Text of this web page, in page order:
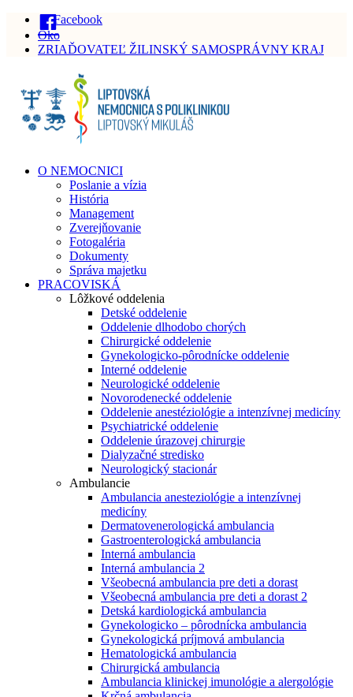
Facebook
Oko
ZRIAĎOVATEĽ ŽILINSKÝ SAMOSPRÁVNY KRAJ
O NEMOCNICI
Poslanie a vízia
História
Management
Zverejňovanie
Fotogaléria
Dokumenty
Správa majetku
PRACOVISKÁ
Lôžkové oddelenia
Detské oddelenie
Oddelenie dlhodobo chorých
Chirurgické oddelenie
Gynekologicko-pôrodnícke oddelenie
Interné oddelenie
Neurologické oddelenie
Novorodenecké oddelenie
Oddelenie anestéziológie a intenzívnej medicíny
Psychiatrické oddelenie
Oddelenie úrazovej chirurgie
Dialyzačné stredisko
Neurologický stacionár
Ambulancie
Ambulancia anesteziológie a intenzívnej
medicíny
Dermatovenerologická ambulancia
Gastroenterologická ambulancia
Interná ambulancia
Interná ambulancia 2
Všeobecná ambulancia pre deti a dorast
Všeobecná ambulancia pre deti a dorast 2
Detská kardiologická ambulancia
Gynekologicko – pôrodnícka ambulancia
Gynekologická príjmová ambulancia
Hematologická ambulancia
Chirurgická ambulancia
Ambulancia klinickej imunológie a alergológie